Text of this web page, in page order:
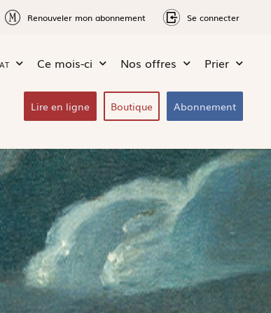
Renouveler mon abonnement Se connecter
Ce mois-ci Nos offres Prier
Lire en ligne Boutique Abonnement